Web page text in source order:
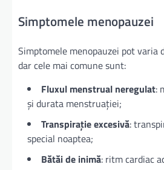
Simptomele menopauzei
Simptomele menopauzei pot varia
dar cele mai comune sunt:
Fluxul menstrual neregulat:
și durata menstruației;
Transpirație excesivă:
special noaptea;
Bătăi de inimă: ritm cardiac